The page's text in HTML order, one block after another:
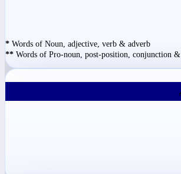
* Words of Noun, adjective, verb & adverb
** Words of Pro-noun, post-position, conjunction